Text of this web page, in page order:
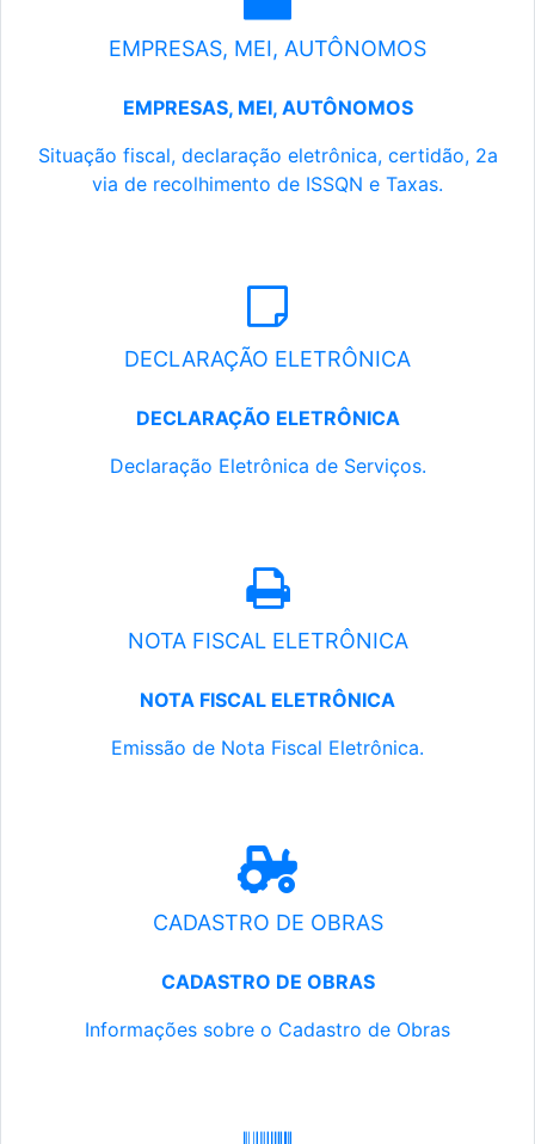
EMPRESAS, MEI, AUTÔNOMOS
EMPRESAS, MEI, AUTÔNOMOS
Situação fiscal, declaração eletrônica, certidão, 2a
via de recolhimento de ISSQN e Taxas.
DECLARAÇÃO ELETRÔNICA
DECLARAÇÃO ELETRÔNICA
Declaração Eletrônica de Serviços.
NOTA FISCAL ELETRÔNICA
NOTA FISCAL ELETRÔNICA
Emissão de Nota Fiscal Eletrônica.
CADASTRO DE OBRAS
CADASTRO DE OBRAS
Informações sobre o Cadastro de Obras